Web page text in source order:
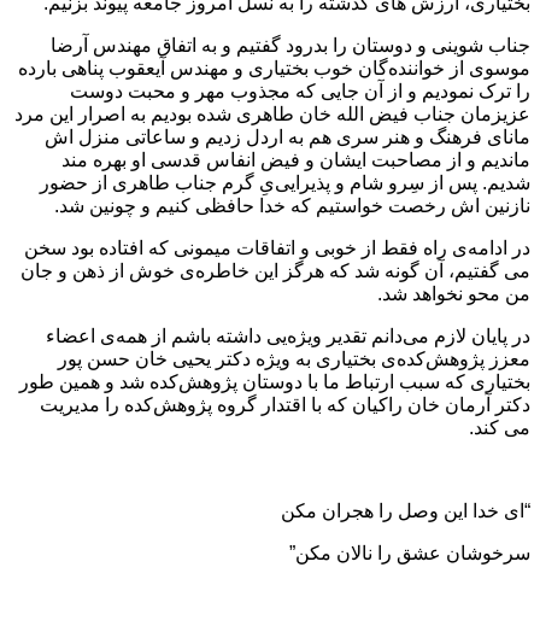
جناب شوینی و دوستان را بدرود گفتیم و به اتفاق مهندس آرضا
موسوی از خواننده‌گان خوب بختیاری و مهندس آیعقوب پناهی بارده
را ترک نمودیم و از آن جایی که مجذوب مهر و محبت دوست
عزیزمان جناب فیض الله خان طاهری شده بودیم به اصرار این مرد
مانای فرهنگ و هنر سری هم به اردل زدیم و ساعاتی منزل اش
ماندیم و از مصاحبت ایشان و فیض انفاس قدسی او بهره مند
شدیم. پس از سِرو شام و پذیرایی‌یِ گرم جناب طاهری از حضور
نازنین اش رخصت خواستیم که خدا حافظی کنیم و چونین شد.
در ادامه‌ی راه فقط از خوبی و اتفاقات میمونی که افتاده بود سخن
می گفتیم، آن گونه شد که هرگز این خاطره‌ی خوش از ذهن و جان
من محو نخواهد شد.
در پایان لازم می‌دانم تقدیر ویژه‌یی داشته باشم از همه‌ی اعضاء
معزز پژوهش‌کده‌ی بختیاری به ویژه دکتر یحیی خان حسن پور
بختیاری که سبب ارتباط ما با دوستان پژوهش‌کده شد و همین طور
دکتر آرمان خان راکیان که با اقتدار گروه پژوهش‌کده را مدیریت
می کند.
“ای خدا این وصل را هجران مکن
سرخوشان عشق را نالان مکن”